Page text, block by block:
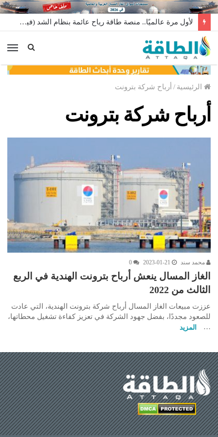
لأول مرة عالميًا.. منصة طاقة رياح عائمة بنظام الشد (فيديو)
الرئيسية / أرباح شركة بترونت
أرباح شركة بترونت
محمد سند 2023-01-21
0
الغاز المسال ينعش أرباح بترونت الهندية في الربع
الثالث من 2022
عززت مبيعات الغاز المسال أرباح شركة بترونت الهندية، التي عادت
للصعود مجددًا، بفضل جهود الشركة في تعزيز كفاءة تشغيل محطاتها،
…
المزيد